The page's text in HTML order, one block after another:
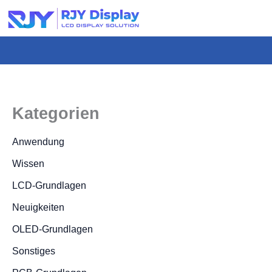
Wähle
eine
Höhe
Popup.
Kategorien
Anwendung
Wissen
LCD-Grundlagen
Neuigkeiten
OLED-Grundlagen
Sonstiges